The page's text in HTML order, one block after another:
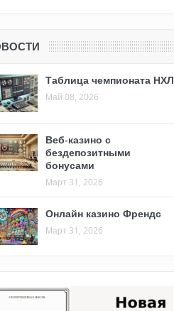
Таблица чемпионата НХЛ
Май 08, 2026
Веб-казино с
бездепозитными
бонусами
Март 31, 2026
Онлайн казино Френдс
Март 31, 2026